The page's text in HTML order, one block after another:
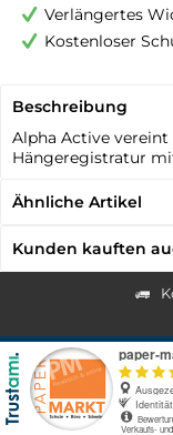
Verlängertes
Kostenloser
Beschreibung
Alpha Active
Hängeregistratur
Ähnliche Artikel
Kunden kauften